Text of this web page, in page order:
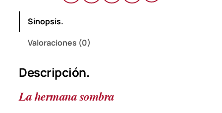
b
a
u
i
Sinopsis.
Valoraciones (0)
Descripción.
La hermana sombra